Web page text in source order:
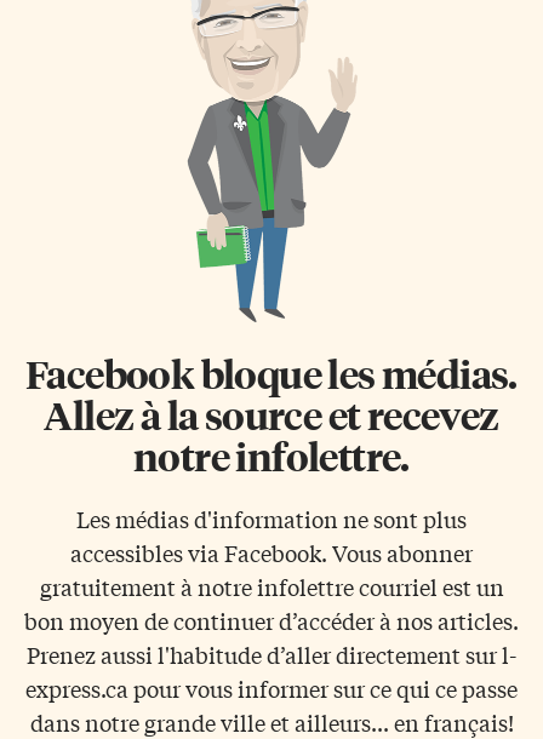
Facebook bloque les médias.
Allez à la source et recevez
notre infolettre.
Les médias d'information ne sont plus
accessibles via Facebook. Vous abonner
gratuitement à notre infolettre courriel est un
bon moyen de continuer d’accéder à nos articles.
Prenez aussi l'habitude d’aller directement sur l-
express.ca pour vous informer sur ce qui ce passe
dans notre grande ville et ailleurs... en français!